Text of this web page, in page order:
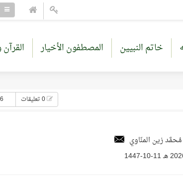
خاتم النبيين المصطفون الأخيار
26
زين المنّاوي